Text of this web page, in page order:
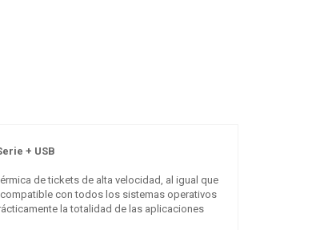
+ USB
de tickets de alta velocidad, al igual que
con todos los sistemas operativos
la totalidad de las aplicaciones